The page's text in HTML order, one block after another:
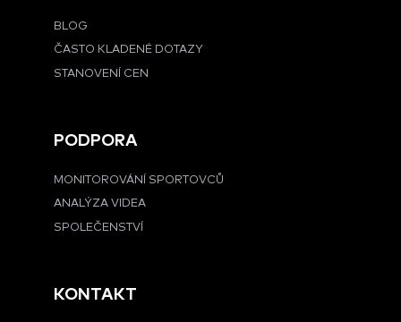
BLOG
ČASTO KLADENÉ DOTAZY
STANOVENÍ CEN
PODPORA
MONITOROVÁNÍ SPORTOVCŮ
ANALÝZA VIDEA
SPOLEČENSTVÍ
KONTAKT